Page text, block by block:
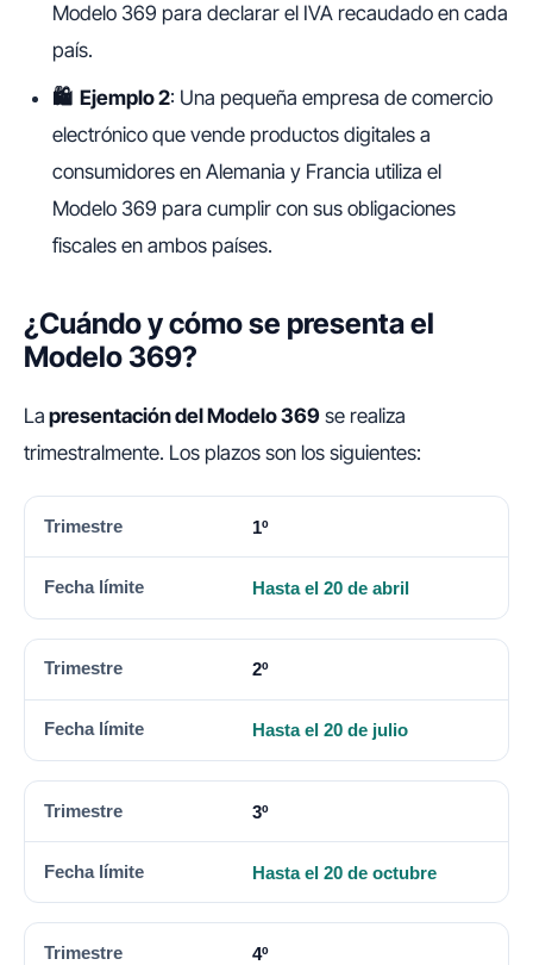
Modelo 369 para declarar el IVA recaudado en cada
país.
🛍️ Ejemplo 2: Una pequeña empresa de comercio
electrónico que vende productos digitales a
consumidores en Alemania y Francia utiliza el
Modelo 369 para cumplir con sus obligaciones
fiscales en ambos países.
¿Cuándo y cómo se presenta el
Modelo 369?
La presentación del Modelo 369 se realiza
trimestralmente. Los plazos son los siguientes:
TRIMESTRE FECHA LÍMITE
1º
Hasta el 20 de abril
2º
Hasta el 20 de julio
3º
Hasta el 20 de octubre
4º